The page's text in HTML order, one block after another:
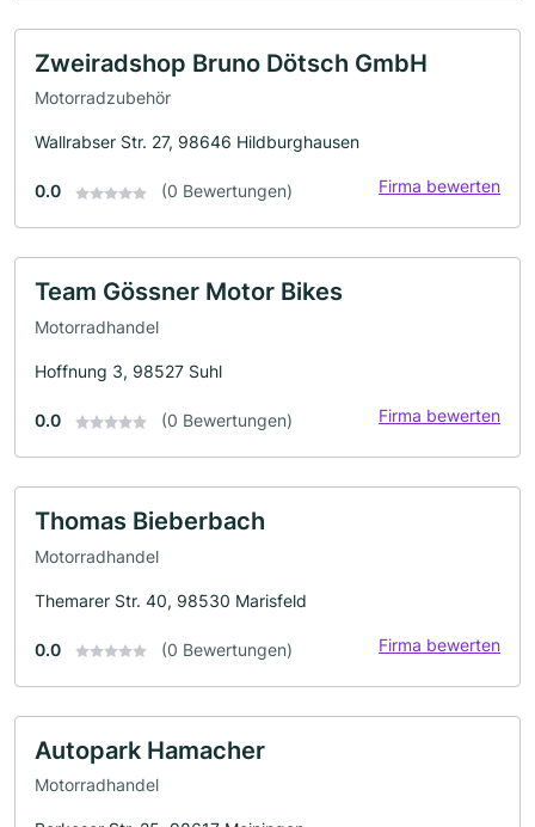
Zweiradshop Bruno Dötsch GmbH
Motorradzubehör
Wallrabser Str. 27, 98646 Hildburghausen
0.0 (0 Bewertungen) Firma bewerten
Team Gössner Motor Bikes
Motorradhandel
Hoffnung 3, 98527 Suhl
0.0 (0 Bewertungen) Firma bewerten
Thomas Bieberbach
Motorradhandel
Themarer Str. 40, 98530 Marisfeld
0.0 (0 Bewertungen) Firma bewerten
Autopark Hamacher
Motorradhandel